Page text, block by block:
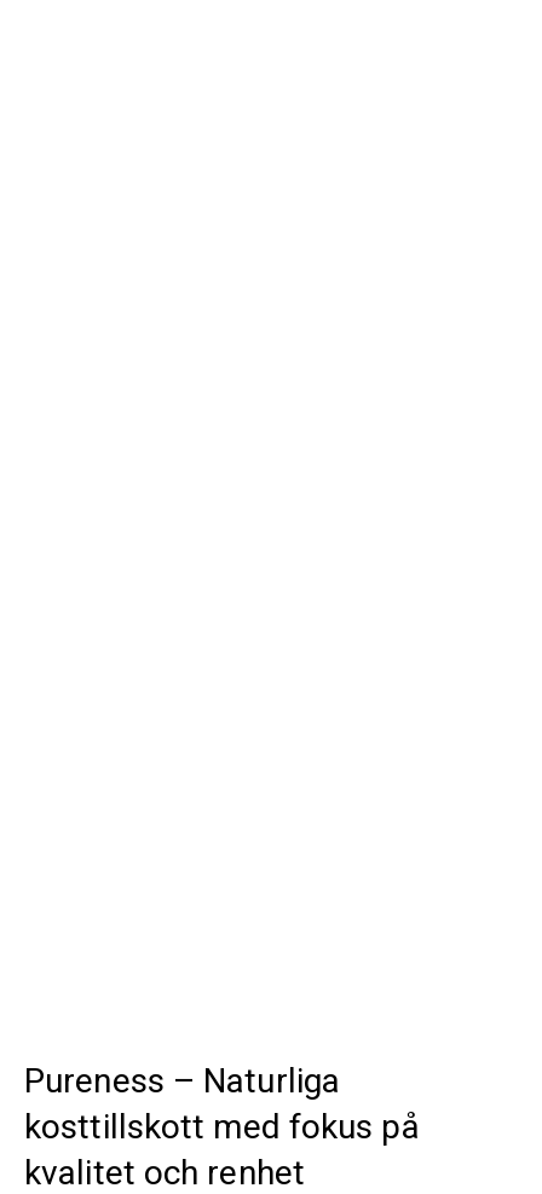
Pureness – Naturliga
kosttillskott med fokus på
kvalitet och renhet